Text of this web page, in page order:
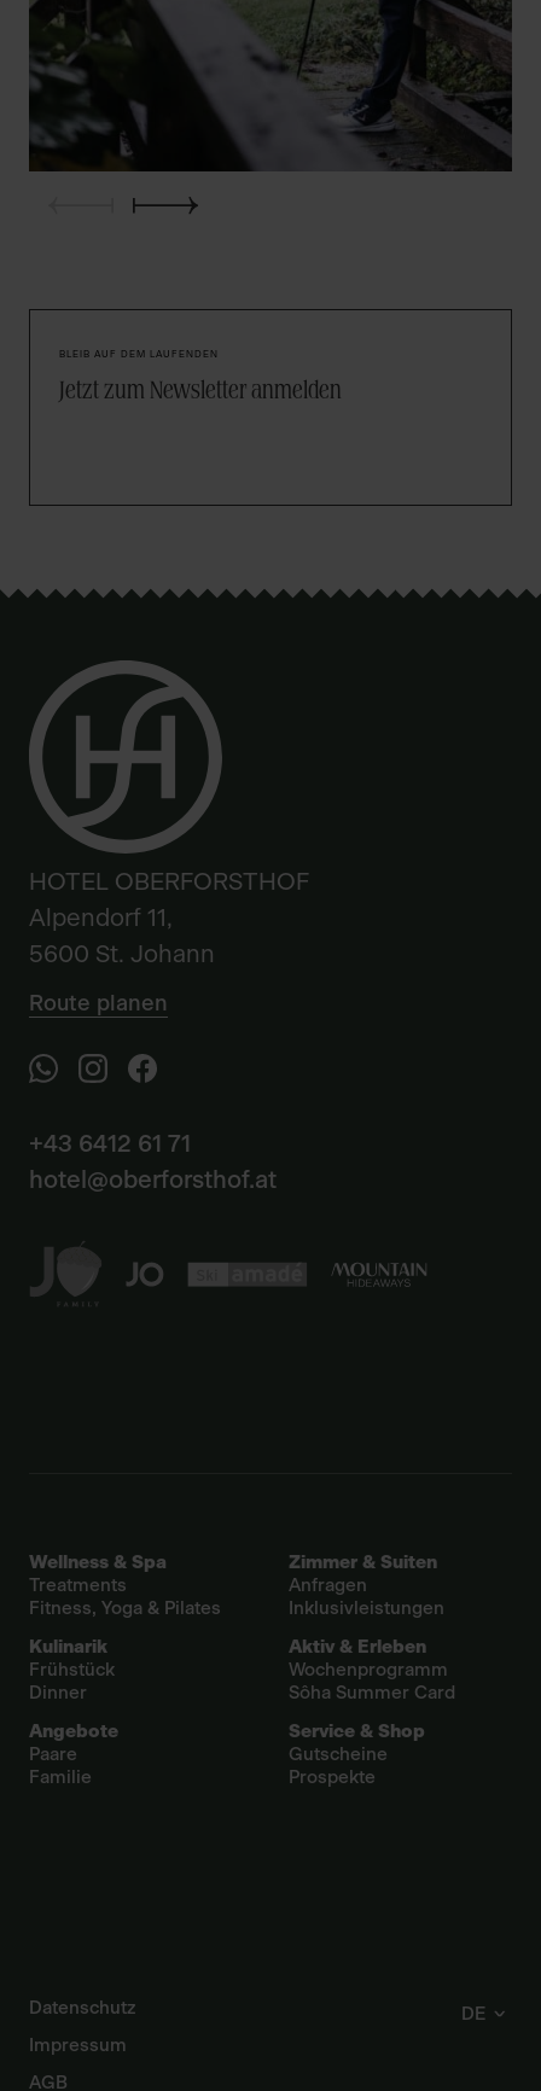
BLEIB AUF DEM LAUFENDEN
Jetzt zum Newsletter anmelden
HOTEL OBERFORSTHOF
Alpendorf 11,
5600 St. Johann
Route planen
+43 6412 61 71
hotel@oberforsthof.at
Wellness & Spa
Treatments
Fitness, Yoga & Pilates
Zimmer & Suiten
Anfragen
Inklusivleistungen
Kulinarik
Frühstück
Dinner
Aktiv & Erleben
Wochenprogramm
Sôha Summer Card
Angebote
Paare
Familie
Service & Shop
Gutscheine
Prospekte
DE
Datenschutz
Impressum
AGB